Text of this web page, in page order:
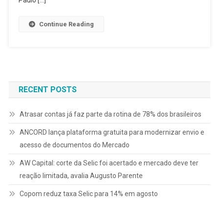
Continue Reading
RECENT POSTS
Atrasar contas já faz parte da rotina de 78% dos brasileiros
ANCORD lança plataforma gratuita para modernizar envio e
acesso de documentos do Mercado
AW Capital: corte da Selic foi acertado e mercado deve ter
reação limitada, avalia Augusto Parente
Copom reduz taxa Selic para 14% em agosto